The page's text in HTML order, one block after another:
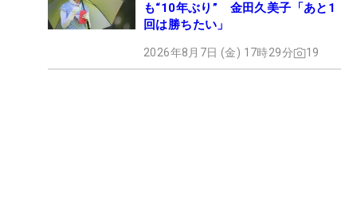
も“10年ぶり” 金田久美子「あと1
回は勝ちたい」
2026年8月7日 (金) 17時29分 19